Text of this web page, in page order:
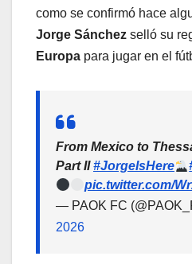
como se confirmó hace
Jorge Sánchez selló su
Europa para jugar en el
From Mexico to
Part II#JorgeIsHere
pic.twitter.com/
— PAOK FC
2026